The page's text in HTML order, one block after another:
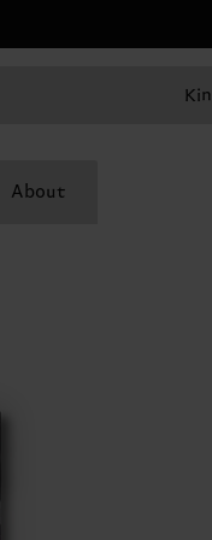
About